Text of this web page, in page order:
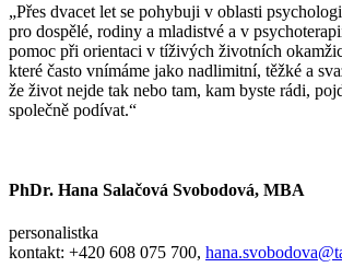
„Přes dvacet let se pohybuji v oblasti
pro dospělé, rodiny a mladistvé a v
pomoc při orientaci v tíživých životních
které často vnímáme jako nadlimitní, těžké a
že život nejde tak nebo tam, kam byste rádi,
společně podívat.“
PhDr. Hana Salačová Svobodová, MBA
personalistka
kontakt: +420 608 075 700,